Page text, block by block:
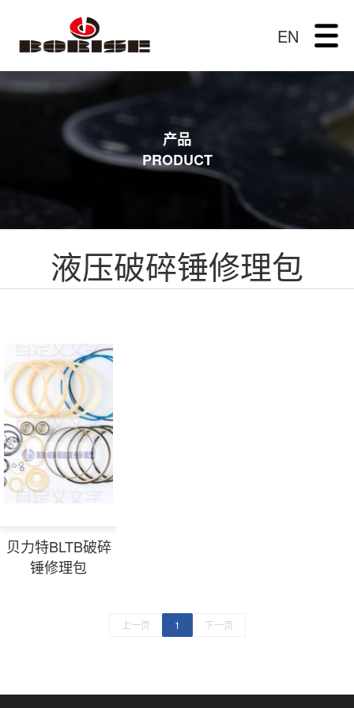
EN
产品
PRODUCT
液压破碎锤修理包
贝力特BLTB破碎
锤修理包
上一页 1 下一页